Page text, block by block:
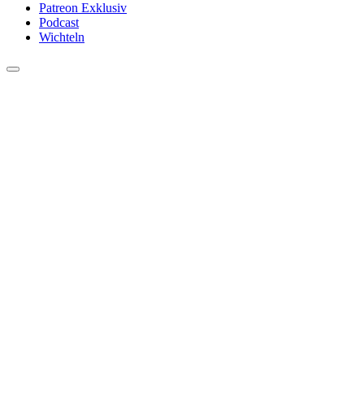
Patreon Exklusiv
Podcast
Wichteln